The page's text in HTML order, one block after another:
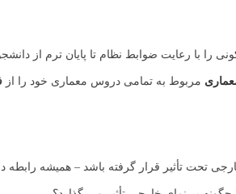
مربوط به تمامی دروس معماری خود را از
تحت تأثیر قرار گرفته باشد – همیشه رابطه